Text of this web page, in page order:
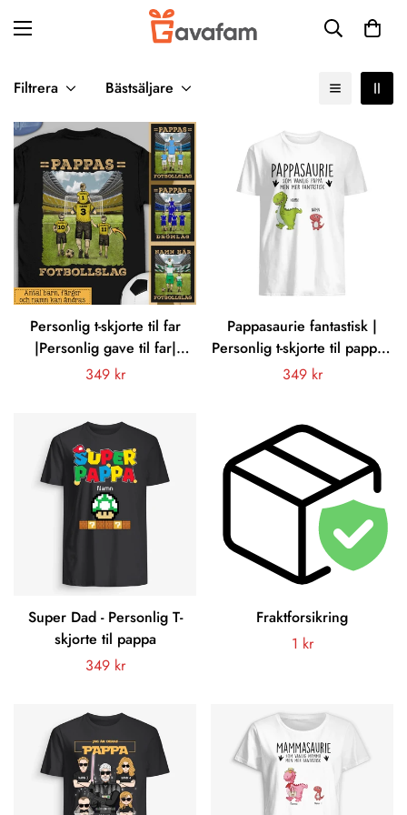
Filtrera Bästsäljare
Personlig t-skjorte til far
|Personlig gave til far|
Pappas fotballag med farger
Vanligt
349 kr
Pappasaurie fantastisk |
Personlig t-skjorte til pappa |
Personlig gave til pappa
Vanligt
349 kr
Super Dad - Personlig T-
skjorte til pappa
Vanligt
349 kr
Fraktforsikring
Vanligt
1 kr